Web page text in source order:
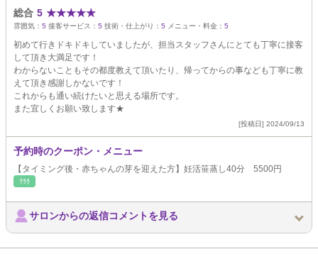
総合 5 ★★★★★
雰囲気： 5 接客サービス： 5 技術・仕上がり： 5 メニュー・料金： 5
初めて行きドキドキしていましたが、担当スタッフさんにとても丁寧に接客
して頂き大満足です！
わからないこともその都度教えて頂いたり、帰ってからの事なども丁寧に教
えて頂き感謝しかないです！
これからも通い続けたいと思える場所です。
また宜しくお願い致します★
[投稿日] 2024/09/13
予約時のクーポン・メニュー
【タイミング後・赤ちゃんの芽を迎えた方】妊活笹蒸し40分 5500円
ﾘﾗｸ
サロンからの返信コメントを見る